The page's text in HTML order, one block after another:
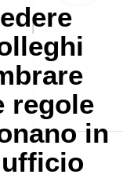
regole
in